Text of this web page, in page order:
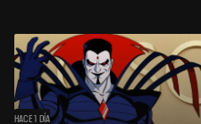
HACE 1 DÍA